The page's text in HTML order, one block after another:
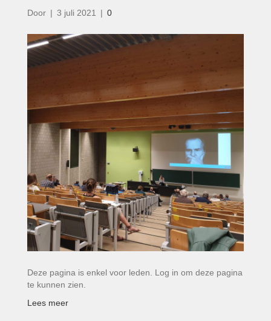
Door | 3 juli 2021 | 0
Deze pagina is enkel voor leden. Log in om deze pagina
te kunnen zien.
Lees meer